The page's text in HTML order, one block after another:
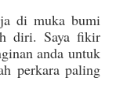
di muka bumi
diri. Saya fikir
anda untuk
perkara paling